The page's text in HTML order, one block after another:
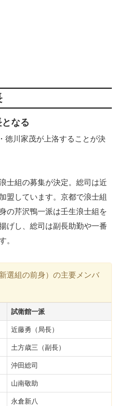
なる
徳川家茂が上洛することが決
士組の募集が決定。総司は近
盟しています。京都で浪士組
の芹沢鴨一派は壬生浪士組を
げし、総司は副長助勤や一番
。
選組の前身）の主要メンバ
試衛館一派
近藤勇（局長）
土方歳三（副長）
沖田総司
山南敬助
永倉新八